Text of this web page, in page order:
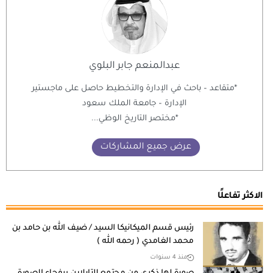
عبدالمنعم جابر البلوي
*متقاعد – باحث في الإدارة والتخطيط حاصل على ماجستير
الإدارة – جامعة الملك سعود
*مختصر التاريخ الوظي...
عرض جميع المشاركات
الاكثر تفاعلًا
رئيس قسم الميكانيكا السيد / ضيف الله بن حامد بن
محمد الغامدي ( رحمه الله )
منذ 4 سنوات